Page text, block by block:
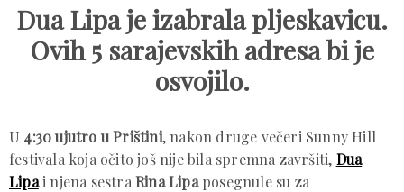
Dua Lipa je izabrala pljeskavicu.
Ovih 5 sarajevskih adresa bi je
osvojilo.
U 4:30 ujutro u Prištini, nakon druge večeri Sunny Hill
festivala koja očito još nije bila spremna završiti, Dua
Lipai njena sestraRina Lipaposegnule su za